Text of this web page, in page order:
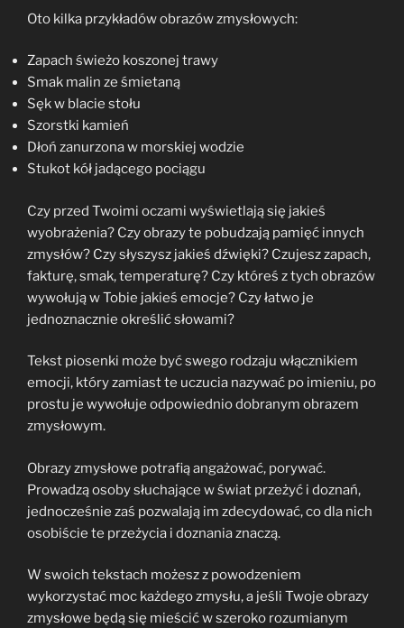
Oto kilka przykładów obrazów zmysłowych:
Zapach świeżo koszonej trawy
Smak malin ze śmietaną
Sęk w blacie stołu
Szorstki kamień
Dłoń zanurzona w morskiej wodzie
Stukot kół jadącego pociągu
Czy przed Twoimi oczami wyświetlają się jakieś
wyobrażenia? Czy obrazy te pobudzają pamięć innych
zmysłów? Czy słyszysz jakieś dźwięki? Czujesz zapach,
fakturę, smak, temperaturę? Czy któreś z tych obrazów
wywołują w Tobie jakieś emocje? Czy łatwo je
jednoznacznie określić słowami?
Tekst piosenki może być swego rodzaju włącznikiem
emocji, który zamiast te uczucia nazywać po imieniu, po
prostu je wywołuje odpowiednio dobranym obrazem
zmysłowym.
Obrazy zmysłowe potrafią angażować, porywać.
Prowadzą osoby słuchające w świat przeżyć i doznań,
jednocześnie zaś pozwalają im zdecydować, co dla nich
osobiście te przeżycia i doznania znaczą.
W swoich tekstach możesz z powodzeniem
wykorzystać moc każdego zmysłu, a jeśli Twoje obrazy
zmysłowe będą się mieścić w szeroko rozumianym